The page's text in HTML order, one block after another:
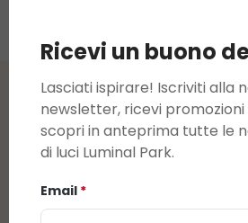
Ricevi un buono
Lasciati ispirare! Iscriviti alla
newsletter, ricevi promozioni
scopri in anteprima tutte le
di luci Luminal Park.
Email *
Recensioni
Valutazione media di 0 su 5